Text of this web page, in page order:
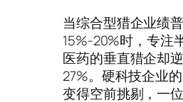
当综合型猎企业绩
15%-20%时，专注
医药的垂直猎企却
27%。硬科技企业
变得空前挑剔，一